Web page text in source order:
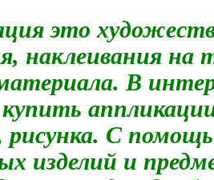
это
наклеивания на
В
аппликации
рисунка. С
изделий и